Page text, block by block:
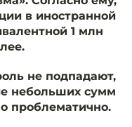
в иностранной
1 млн
не подпадают,
небольших сумм
проблематично.